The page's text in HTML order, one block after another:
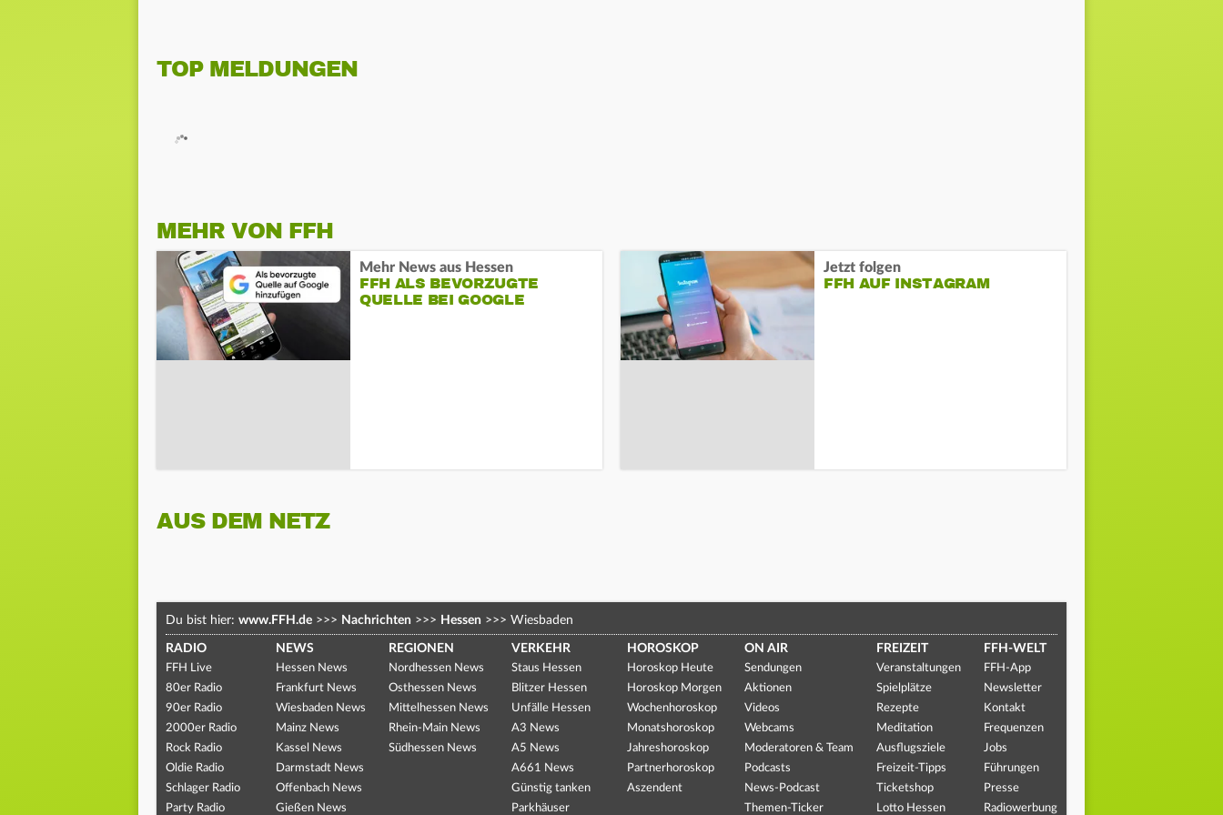
TOP MELDUNGEN
MEHR VON FFH
Mehr News aus Hessen
FFH ALS BEVORZUGTE
QUELLE BEI GOOGLE
Jetzt folgen
FFH AUF INSTAGRAM
AUS DEM NETZ
Du bist hier: www.FFH.de >>> Nachrichten >>> Hessen >>> Wiesbaden
RADIO
FFH Live
80er Radio
90er Radio
2000er Radio
Rock Radio
Oldie Radio
Schlager Radio
Party Radio
NEWS
Hessen News
Frankfurt News
Wiesbaden News
Mainz News
Kassel News
Darmstadt News
Offenbach News
Gießen News
REGIONEN
Nordhessen News
Osthessen News
Mittelhessen News
Rhein-Main News
Südhessen News
VERKEHR
Staus Hessen
Blitzer Hessen
Unfälle Hessen
A3 News
A5 News
A661 News
Günstig tanken
Parkhäuser
HOROSKOP
Horoskop Heute
Horoskop Morgen
Wochenhoroskop
Monatshoroskop
Jahreshoroskop
Partnerhoroskop
Aszendent
ON AIR
Sendungen
Aktionen
Videos
Webcams
Moderatoren & Team
Podcasts
News-Podcast
Themen-Ticker
FREIZEIT
Veranstaltungen
Spielplätze
Rezepte
Meditation
Ausflugsziele
Freizeit-Tipps
Ticketshop
Lotto Hessen
FFH-WELT
FFH-App
Newsletter
Kontakt
Frequenzen
Jobs
Führungen
Presse
Radiowerbung